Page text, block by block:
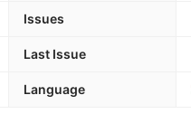
Issues
Last Issue
Language